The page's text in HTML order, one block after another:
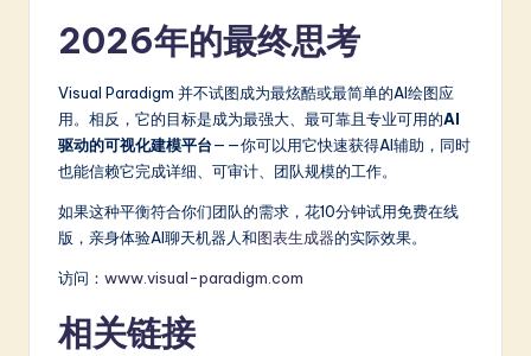
2026年的最终思考
Visual Paradigm 并不试图成为最炫酷或最简单的AI绘图应
用。相反，它的目标是成为最强大、最可靠且专业可用的AI
驱动的可视化建模平台——你可以用它快速获得AI辅助，同时
也能信赖它完成详细、可审计、团队规模的工作。
如果这种平衡符合你们团队的需求，花10分钟试用免费在线
版，亲身体验AI聊天机器人和图表生成器的实际效果。
访问： www.visual-paradigm.com
相关链接